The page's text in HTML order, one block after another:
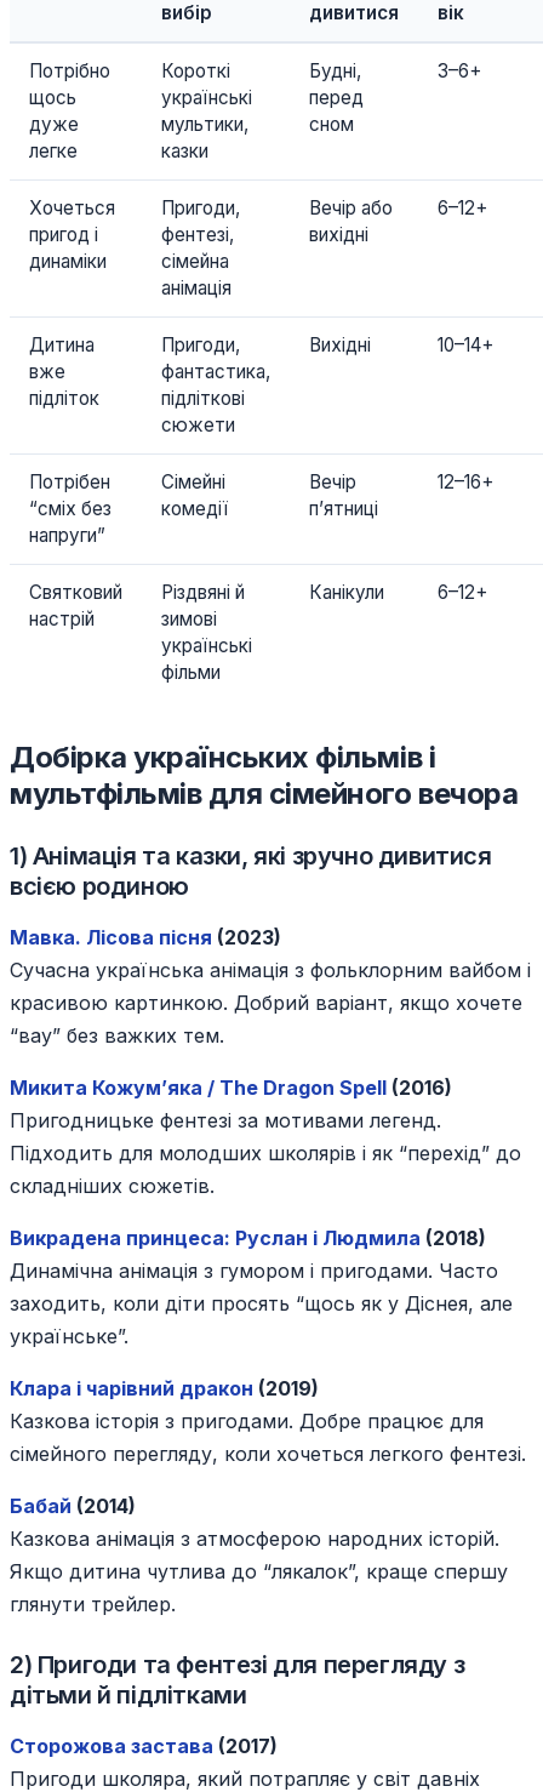
вибір
дивитися
вік
Потрібно
щось
дуже
легке
Короткі
українські
мультики,
казки
Будні,
перед
сном
3–6+
Хочеться
пригод і
динаміки
Пригоди,
фентезі,
сімейна
анімація
Вечір або
вихідні
6–12+
Дитина
вже
підліток
Пригоди,
фантастика,
підліткові
сюжети
Вихідні 10–14+
Потрібен
“сміх без
напруги”
Сімейні
комедії
Вечір
п’ятниці
12–16+
Святковий
настрій
Різдвяні й
зимові
українські
фільми
Канікули 6–12+
Добірка українських фільмів і
мультфільмів для сімейного вечора
1) Анімація та казки, які зручно дивитися
всією родиною
Мавка. Лісова пісня (2023)
Сучасна українська анімація з фольклорним вайбом і
красивою картинкою. Добрий варіант, якщо хочете
“вау” без важких тем.
Микита Кожум’яка / The Dragon Spell (2016)
Пригодницьке фентезі за мотивами легенд.
Підходить для молодших школярів і як “перехід” до
складніших сюжетів.
Викрадена принцеса: Руслан і Людмила (2018)
Динамічна анімація з гумором і пригодами. Часто
заходить, коли діти просять “щось як у Діснея, але
українське”.
Клара і чарівний дракон (2019)
Казкова історія з пригодами. Добре працює для
сімейного перегляду, коли хочеться легкого фентезі.
Бабай (2014)
Казкова анімація з атмосферою народних історій.
Якщо дитина чутлива до “лякалок”, краще спершу
глянути трейлер.
2) Пригоди та фентезі для перегляду з
дітьми й підлітками
Сторожова застава (2017)
Пригоди школяра, який потрапляє у світ давніх